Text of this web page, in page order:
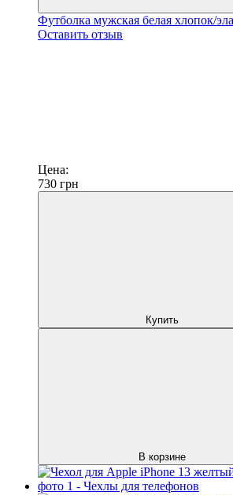
Футболка мужская белая хлопок/
Оставить отзыв
Цена:
730 грн
Купить
В корзине